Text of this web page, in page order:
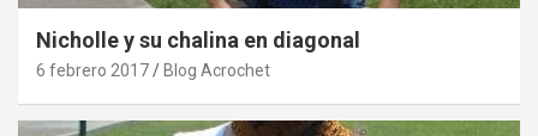
Nicholle y su chalina en diagonal
6 febrero 2017 Blog Acrochet